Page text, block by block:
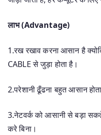
लाभ (Advantage)
1.रख रखाव करना आसान है
CABLE से जुड़ा होता है।
2.परेशानी ढूँढना बहुत आसान
3.नेटवर्क को आसानी से बड़ा
करे बिना।